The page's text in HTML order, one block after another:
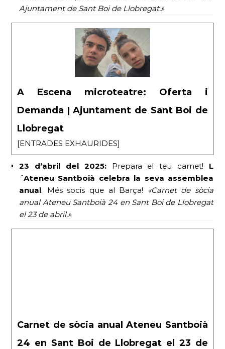
Ajuntament de Sant Boi de Llobregat.»
A Escena microteatre: Oferta i
Demanda | Ajuntament de Sant Boi de
Llobregat
[ENTRADES EXHAURIDES]
23 d’abril del 2025:Prepara el teu carnet! L
´Ateneu Santboià celebra la seva assemblea
anual. Més socis que al Barça!
«Carnet de sòcia
anual Ateneu Santboià 24 en Sant Boi de Llobregat
el 23 de abril.»
Carnet de sòcia anual Ateneu Santboià
24 en Sant Boi de Llobregat el 23 de